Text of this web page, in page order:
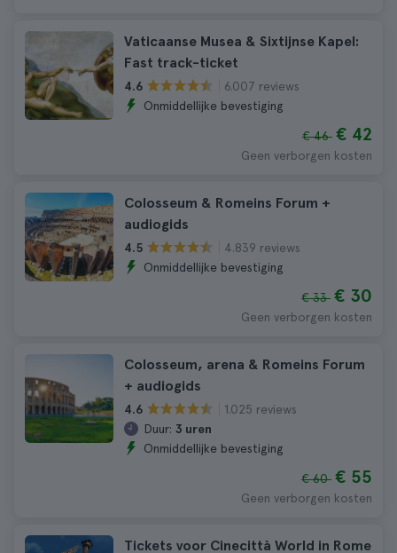
Vaticaanse Musea & Sixtijnse Kapel:
Fast track-ticket
4.6
6.007 reviews
Onmiddellijke bevestiging
€ 46 € 42
Geen verborgen kosten
Colosseum & Romeins Forum +
audiogids
4.5
4.839 reviews
Onmiddellijke bevestiging
€ 33 € 30
Geen verborgen kosten
Colosseum, arena & Romeins Forum
+ audiogids
4.6
1.025 reviews
Duur: 3 uren
Onmiddellijke bevestiging
€ 60 € 55
Geen verborgen kosten
Tickets voor Cinecittà World in Rome